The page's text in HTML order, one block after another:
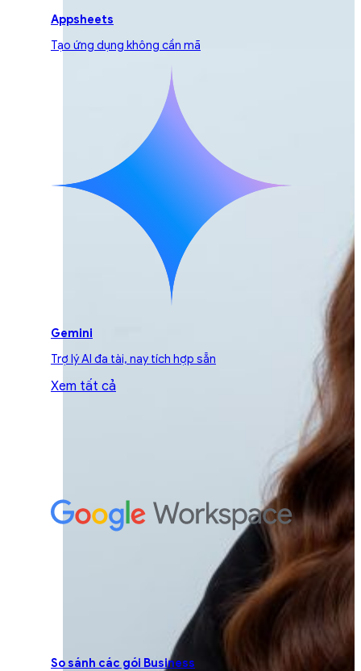
Appsheets
Tạo ứng dụng không cần mã
Gemini
Trợ lý AI đa tài, nay tích hợp sẵn
Xem tất cả
So sánh các gói Business